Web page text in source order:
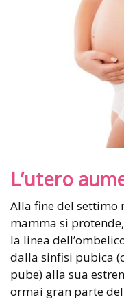
L’utero
Alla fine del settimo
mamma si
la linea
dalla sinfisi pubica
pube) alla sua
ormai gran parte